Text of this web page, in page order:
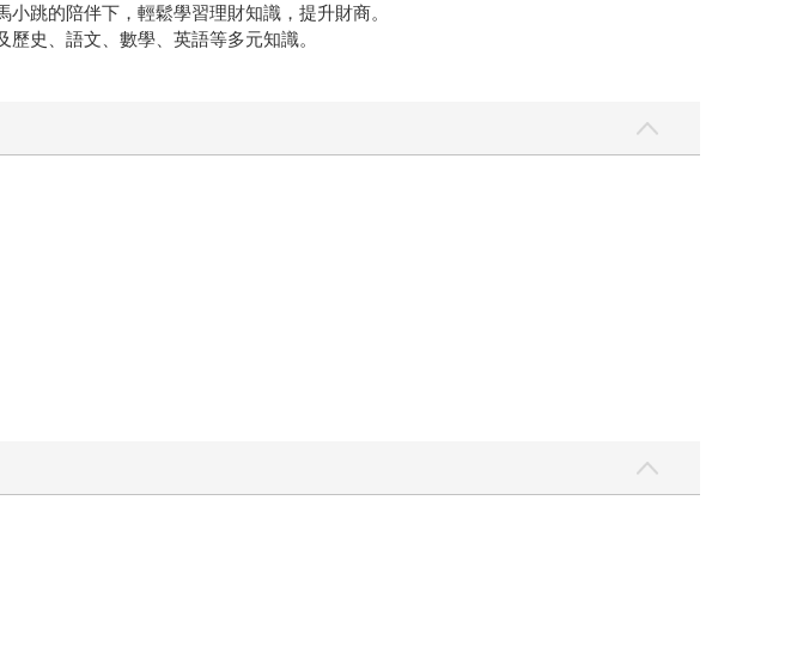
跳的陪伴下，輕鬆學習理財知識，提升財商。
史、語文、數學、英語等多元知識。